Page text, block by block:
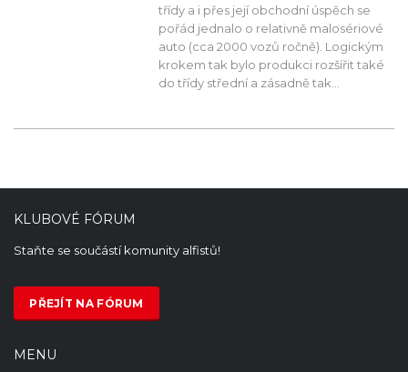
třídy a i přes její obchodní úspěch se
pořád jednalo o relativně malosériové
auto (cca 2000 vozů ročně). Logickým
krokem tak bylo produkci rozšířit také
do třídy střední a zásadně tak...
KLUBOVÉ FÓRUM
Staňte se součástí komunity alfistů!
PŘEJÍT NA FÓRUM
MENU